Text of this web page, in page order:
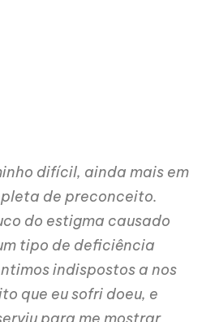
difícil, ainda mais em
de preconceito.
do estigma causado
tipo de deficiência
indispostos a nos
que eu sofri doeu, e
para me mostrar